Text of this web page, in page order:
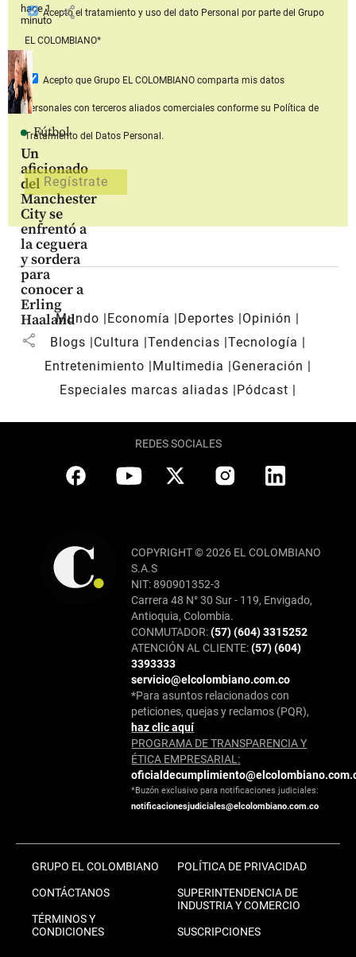
hace 1
minuto
share
Fútbol
Un
aficionado
del
Manchester
City se
enfrentó a
la ceguera
y sordera
para
conocer a
Erling
Haaland
share
Aceptoel tratamiento y uso del dato Personal por parte del Grupo
EL COLOMBIANO*
Acepto que Grupo EL COLOMBIANOcomparta mis datos
personales con terceros aliados comerciales conforme su Política de
Tratamiento del Datos Personal.
Mundo Economía Deportes
Opinión
Blogs
Cultura Tendencias Tecnología
Entretenimiento
Multimedia
Generación
Especiales marcas aliadas
Pódcast
REDES SOCIALES
COPYRIGHT © 2026 EL COLOMBIANO
S.A.S
NIT: 890901352-3
Carrera 48 N° 30 Sur - 119, Envigado,
Antioquia, Colombia.
CONMUTADOR:(57) (604) 3315252
ATENCIÓN AL CLIENTE:(57) (604)
3393333
servicio@elcolombiano.com.co
*Para asuntos relacionados con
peticiones, quejas y reclamos (PQR),
haz clic aquí
PROGRAMA DE TRANSPARENCIA Y
ÉTICA EMPRESARIAL:
*Buzón exclusivo para notificaciones judiciales:
notificacionesjudiciales@elcolombiano.com.co
GRUPO EL COLOMBIANO
CONTÁCTANOS
TÉRMINOS Y
CONDICIONES
POLÍTICA DE PRIVACIDAD
SUPERINTENDENCIA DE
INDUSTRIA Y COMERCIO
SUSCRIPCIONES